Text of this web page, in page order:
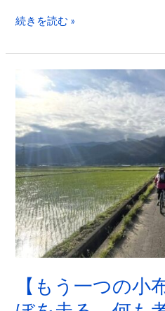
信
の
か
一
日
旅
続きを読む »
【もう一つの小
う
一
つ
の
小
布
施
観
光】
ぼ